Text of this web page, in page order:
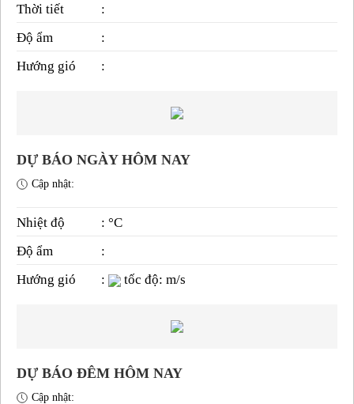
Thời tiết
:
Độ ẩm
:
Hướng gió
:
DỰ BÁO NGÀY HÔM NAY
Cập nhật:
Nhiệt độ
: °C
Độ ẩm
:
Hướng gió
: tốc độ: m/s
DỰ BÁO ĐÊM HÔM NAY
Cập nhật: